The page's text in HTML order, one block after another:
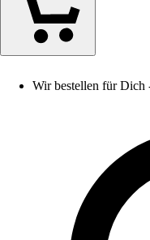
Wir bestellen für Dich